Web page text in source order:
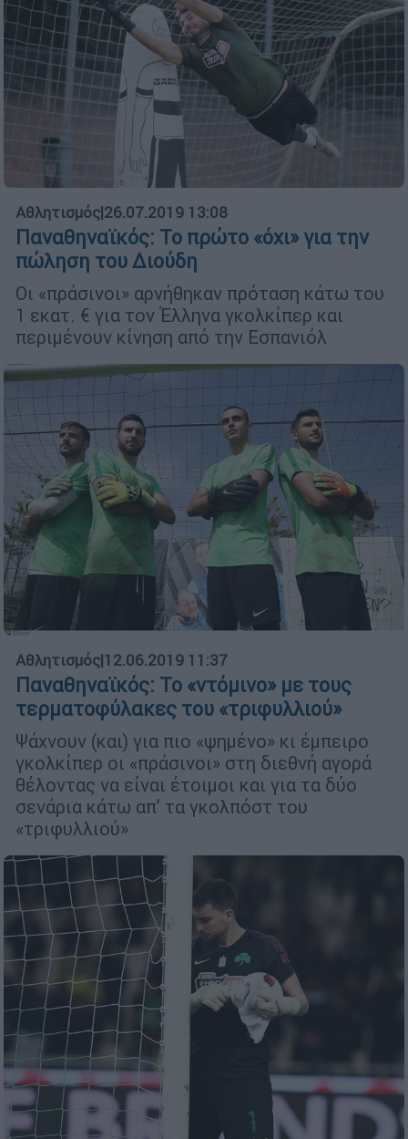
Αθλητισμός|26.07.2019 13:08
Παναθηναϊκός: Το πρώτο «όχι» για την
πώληση του Διούδη
Οι «πράσινοι» αρνήθηκαν πρόταση κάτω του
1 εκατ. € για τον Έλληνα γκολκίπερ και
περιμένουν κίνηση από την Εσπανιόλ
Αθλητισμός|12.06.2019 11:37
Παναθηναϊκός: Το «ντόμινο» με τους
τερματοφύλακες του «τριφυλλιού»
Ψάχνουν (και) για πιο «ψημένο» κι έμπειρο
γκολκίπερ οι «πράσινοι» στη διεθνή αγορά
θέλοντας να είναι έτοιμοι και για τα δύο
σενάρια κάτω απ’ τα γκολπόστ του
«τριφυλλιού»